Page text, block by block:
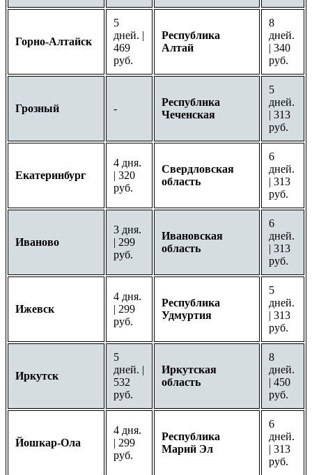
Горно-Алтайск
5
дней. |
469
руб.
Республика
Алтай
8
дней.
| 340
руб.
Грозный -
Республика
Чеченская
5
дней.
| 313
руб.
Екатеринбург
4 дня.
| 320
руб.
Свердловская
область
6
дней.
| 313
руб.
Иваново
3 дня.
| 299
руб.
Ивановская
область
6
дней.
| 313
руб.
Ижевск
4 дня.
| 299
руб.
Республика
Удмуртия
5
дней.
| 313
руб.
Иркутск
5
дней. |
532
руб.
Иркутская
область
8
дней.
| 450
руб.
Йошкар-Ола
4 дня.
| 299
руб.
Республика
Марий Эл
6
дней.
| 313
руб.